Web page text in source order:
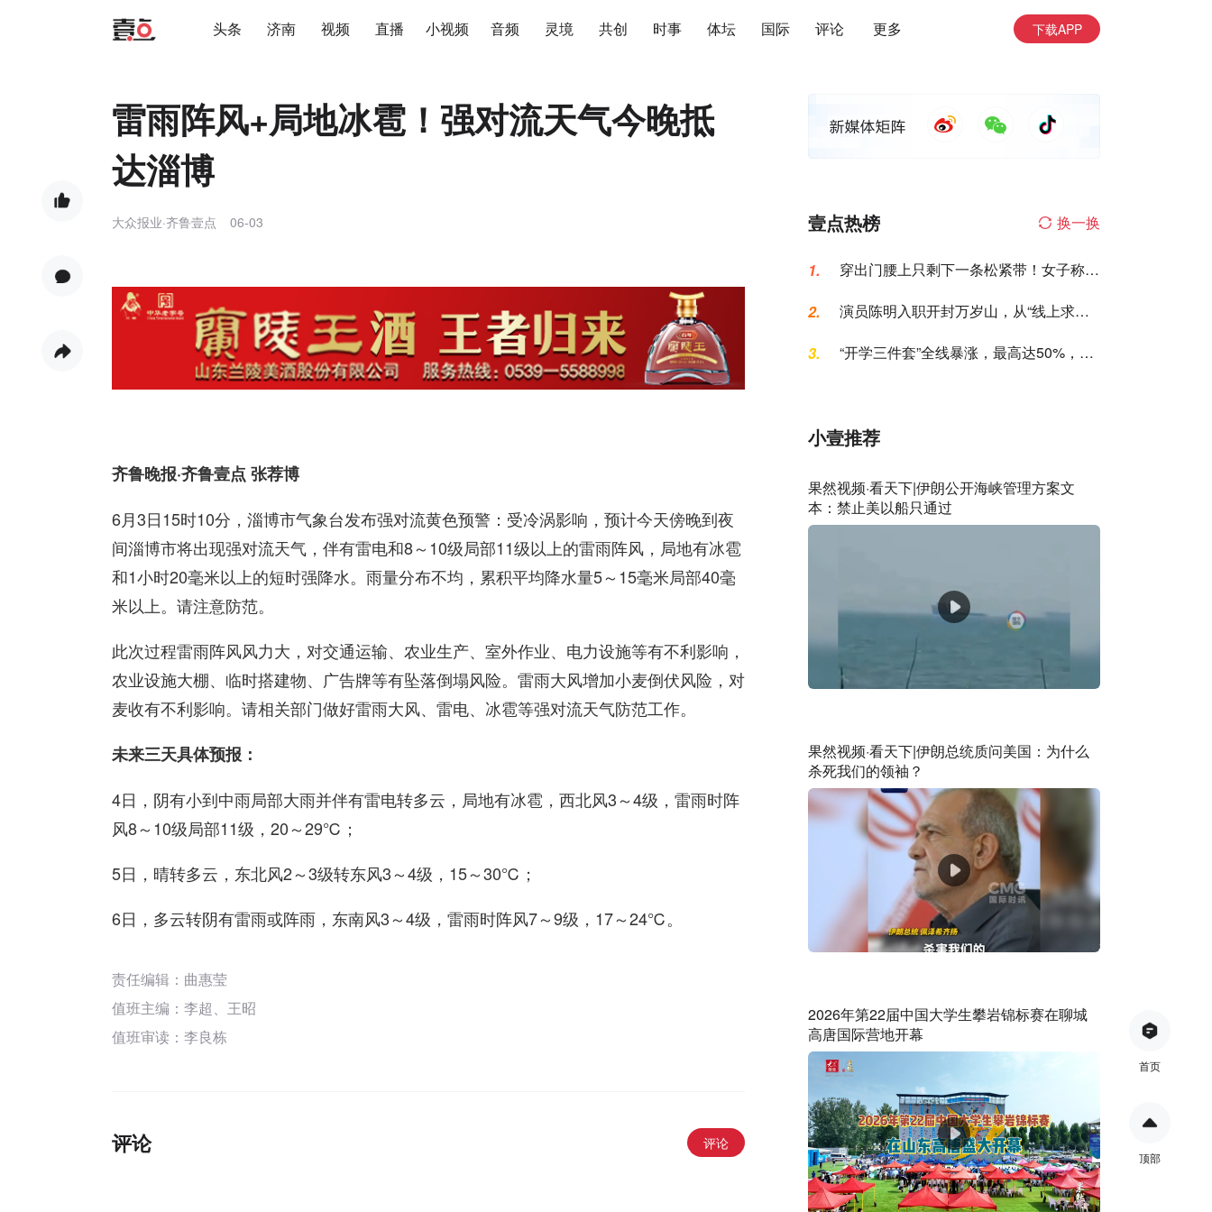
头条 济南 视频 直播 小视频 音频 灵境 共创 时事 体坛 国际 评论 更多 下载APP
雷雨阵风+局地冰雹！强对流天气今晚抵
达淄博
大众报业·齐鲁壹点 06-03
齐鲁晚报·齐鲁壹点 张荐博
6月3日15时10分，淄博市气象台发布强对流黄色预警：受冷涡影响，预计今天傍晚到夜
间淄博市将出现强对流天气，伴有雷电和8～10级局部11级以上的雷雨阵风，局地有冰雹
和1小时20毫米以上的短时强降水。雨量分布不均，累积平均降水量5～15毫米局部40毫
米以上。请注意防范。
此次过程雷雨阵风风力大，对交通运输、农业生产、室外作业、电力设施等有不利影响，
农业设施大棚、临时搭建物、广告牌等有坠落倒塌风险。雷雨大风增加小麦倒伏风险，对
麦收有不利影响。请相关部门做好雷雨大风、雷电、冰雹等强对流天气防范工作。
未来三天具体预报：
4日，阴有小到中雨局部大雨并伴有雷电转多云，局地有冰雹，西北风3～4级，雷雨时阵
风8～10级局部11级，20～29℃；
5日，晴转多云，东北风2～3级转东风3～4级，15～30℃；
6日，多云转阴有雷雨或阵雨，东南风3～4级，雷雨时阵风7～9级，17～24℃。
责任编辑：曲惠莹
值班主编： 李超、 王昭
值班审读：李良栋
评论 评论
壹点热榜 换一换
1.
穿出门腰上只剩下一条松紧带！女子称名
2.
演员陈明入职开封万岁山，从“线上求
3.
“开学三件套”全线暴涨，最高达50%，家
小壹推荐
果然视频·看天下|伊朗公开海峡管理方案文
本：禁止美以船只通过
果然视频·看天下|伊朗总统质问美国：为什么
杀死我们的领袖？
2026年第22届中国大学生攀岩锦标赛在聊城
高唐国际营地开幕
首页
顶部